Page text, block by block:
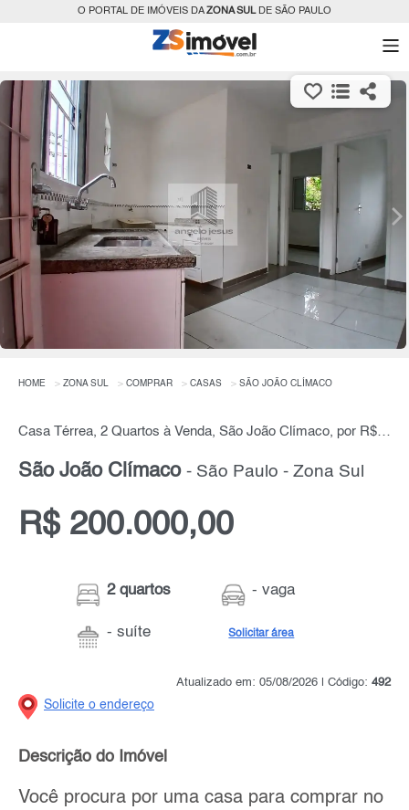
O PORTAL DE IMÓVEIS DAZONA SULDE SÃO PAULO
HOME ZONA SUL COMPRAR CASAS SÃO JOÃO CLÍMACO
Casa Térrea, 2 Quartos à Venda, São João Clímaco, por R$ 200.000,00
São João Clímaco - São Paulo - Zona Sul
R$ 200.000,00
2 quartos
- suíte
- vaga
Solicitar área
Atualizado em: 05/08/2026 | Código: 492
Solicite o endereço
Descrição do Imóvel
Você procura por uma casa para comprar no